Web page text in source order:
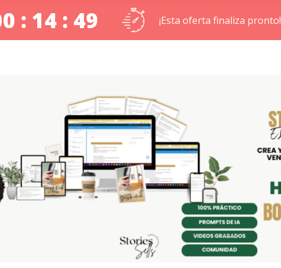
: 14 : 48 ¡Esta oferta finaliza pronto!